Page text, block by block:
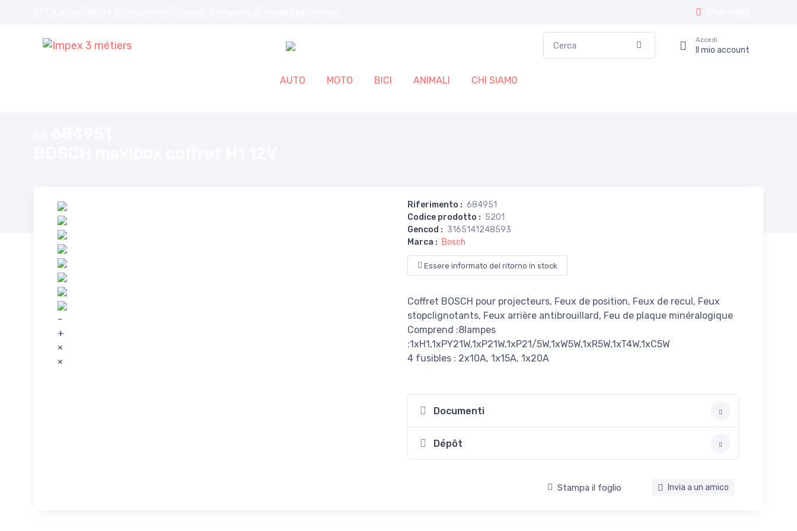
Conferma Accedi
Il mio account
AUTO MOTO BICI ANIMALI CHI SIAMO
-
+
×
×
Riferimento : 684951
Codice prodotto : 5201
Gencod : 3165141248593
Marca : Bosch
Essere informato del ritorno in stock
Coffret BOSCH pour projecteurs, Feux de position, Feux de recul, Feux
stopclignotants, Feux arrière antibrouillard, Feu de plaque minéralogique
Comprend :8lampes
:1xH1,1xPY21W,1xP21W,1xP21/5W,1xW5W,1xR5W,1xT4W,1xC5W
4 fusibles : 2x10A, 1x15A, 1x20A
Documenti
Dépôt
Stampa il foglio Invia a un amico